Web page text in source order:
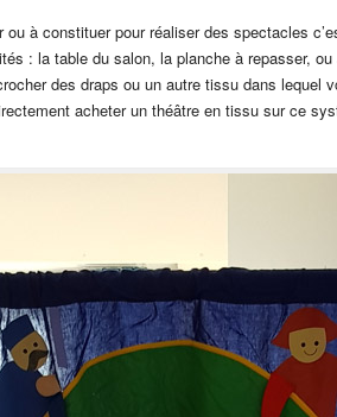
ou à constituer pour réaliser des spectacles
: la table du salon, la planche à repasser,
des draps ou un autre tissu dans lequel
acheter un théâtre en tissu sur ce